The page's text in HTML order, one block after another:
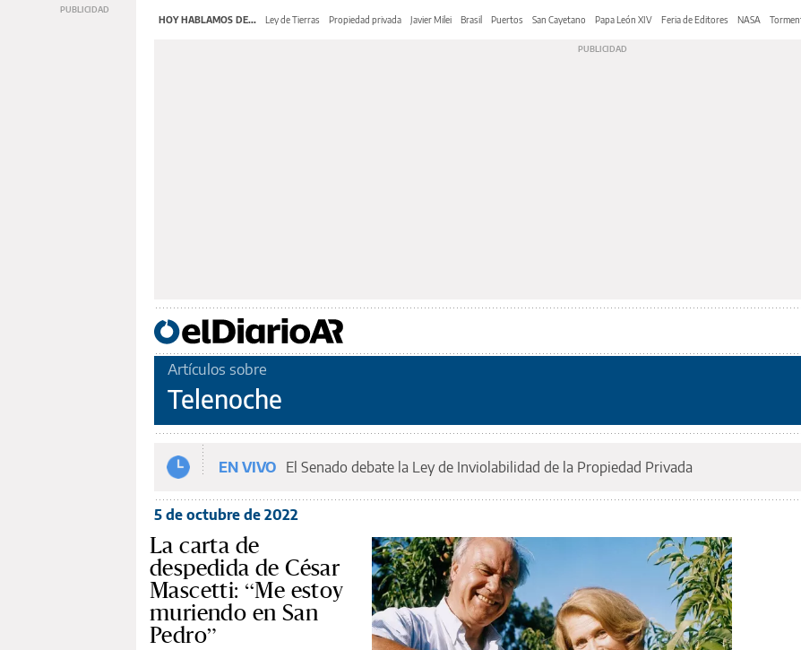
HOY HABLAMOS DE... Ley de Tierras Propiedad privada Javier Milei Brasil Puertos San Cayetano Papa León XIV Feria de Editores NASA
Artículos sobre
Telenoche
EN VIVO El Senado debate la Ley de Inviolabilidad de la Propiedad Privada
5 de octubre de 2022
La carta de
despedida de César
Mascetti: “Me estoy
muriendo en San
Pedro”